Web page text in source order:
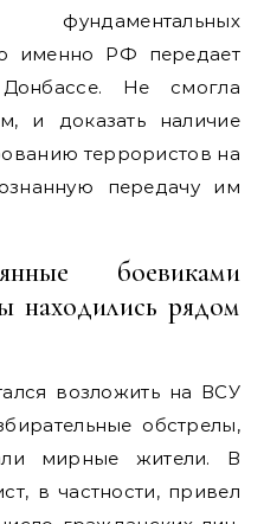
именно РФ передает
Не смогла
и доказать наличие
террористов на
передачу им
боевиками
находились рядом
возложить на ВСУ
обстрелы,
мирные жители. В
в частности, привел